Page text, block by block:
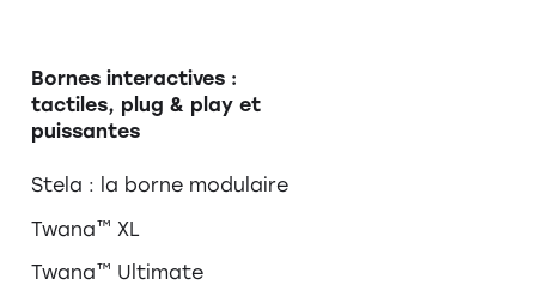
Bornes interactives :
tactiles, plug & play et
puissantes
Stela : la borne modulaire
Twana™ XL
Twana™ Ultimate